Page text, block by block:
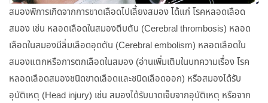
สมองพิการเกิดจากการขาดเลือดไปเลี้ยงสมอง ได้แก่ โรคหลอดเลือด
สมอง เช่น หลอดเลือดในสมองตีบตัน (Cerebral thrombosis) หลอด
เลือดในสมองมีลิ่มเลือดอุดตัน (Cerebral embolism) หลอดเลือดใน
สมองแตกหรือการตกเลือดในสมอง (อ่านเพิ่มเติมในบทความเรื่อง โรค
หลอดเลือดสมองชนิดขาดเลือดและชนิดเลือดออก) หรือสมองได้รับ
อุบัติเหตุ (Head injury) เช่น สมองได้รับบาดเจ็บจากอุบัติเหตุ หรือจาก